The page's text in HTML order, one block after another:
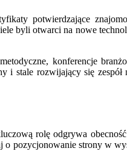
potwierdzające
byli otwarci na nowe
konferencje
i stale rozwijający się zespół
rolę odgrywa
o pozycjonowanie strony w